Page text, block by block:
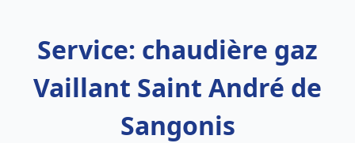
Service: chaudière gaz
Vaillant Saint André de
Sangonis